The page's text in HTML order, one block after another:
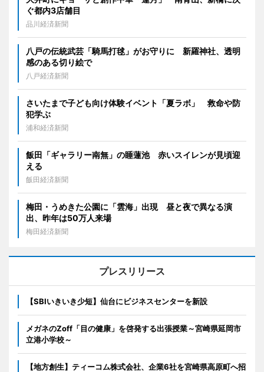
ぐ都内3店舗目
品川経済新聞
八戸の伝統武芸「騎馬打毬」がお守りに 新羅神社、透明
感のある切り絵で
八戸経済新聞
さいたまで子ども向け体験イベント「夏ラボ」 救命や防
犯学ぶ
浦和経済新聞
飯田「ギャラリー南無」の睡蓮池 赤いスイレンが見頃迎
える
飯田経済新聞
梅田・うめきた公園に「雲海」出現 昼と夜で異なる演
出、昨年は50万人来場
梅田経済新聞
プレスリリース
【SBIいきいき少短】仙台にビジネスセンターを新設
メガネのZoff「目の健康」を啓発する出張授業～宮崎県延岡市
立港小学校～
【地方創生】ティーコム株式会社、企業6社を宮崎県高原町へ招